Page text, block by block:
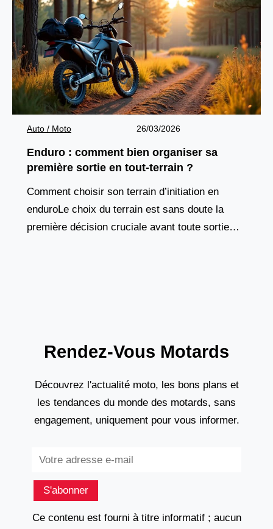
Auto / Moto 26/03/2026
Enduro : comment bien organiser sa
première sortie en tout-terrain ?
Comment choisir son terrain d’initiation en
enduroLe choix du terrain est sans doute la
première décision cruciale avant toute sortie
Rendez-Vous Motards
Découvrez l'actualité moto, les bons plans et
les tendances du monde des motards, sans
engagement, uniquement pour vous informer.
S'abonner
Ce contenu est fourni à titre informatif ; aucun